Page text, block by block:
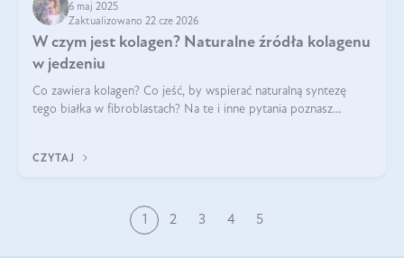
6 maj 2025
Zaktualizowano 22 cze 2026
W czym jest kolagen? Naturalne źródła kolagenu
w jedzeniu
Co zawiera kolagen? Co jeść, by wspierać naturalną syntezę
tego białka w fibroblastach? Na te i inne pytania poznasz
CZYTAJ
1 2 3 4 5